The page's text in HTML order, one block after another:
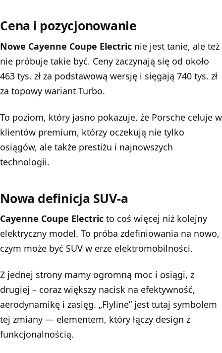
Cena i pozycjonowanie
Nowe Cayenne Coupe Electric nie jest tanie, ale też
nie próbuje takie być. Ceny zaczynają się od około
463 tys. zł za podstawową wersję i sięgają 740 tys. zł
za topowy wariant Turbo.
To poziom, który jasno pokazuje, że Porsche celuje w
klientów premium, którzy oczekują nie tylko
osiągów, ale także prestiżu i najnowszych
technologii.
Nowa definicja SUV-a
Cayenne Coupe Electric to coś więcej niż kolejny
elektryczny model. To próba zdefiniowania na nowo,
czym może być SUV w erze elektromobilności.
Z jednej strony mamy ogromną moc i osiągi, z
drugiej – coraz większy nacisk na efektywność,
aerodynamikę i zasięg. „Flyline” jest tutaj symbolem
tej zmiany — elementem, który łączy design z
funkcjonalnością.